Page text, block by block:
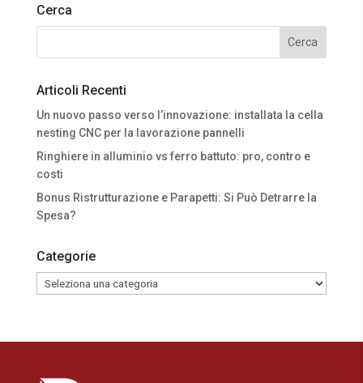
Cerca
Articoli Recenti
Un nuovo passo verso l’innovazione: installata la cella
nesting CNC per la lavorazione pannelli
Ringhiere in alluminio vs ferro battuto: pro, contro e
costi
Bonus Ristrutturazione e Parapetti: Si Può Detrarre la
Spesa?
Categorie
Categorie